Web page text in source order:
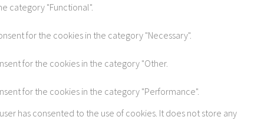
category "Functional".
for the cookies in the category "Necessary".
for the cookies in the category "Other.
for the cookies in the category "Performance".
has consented to the use of cookies. It does not store any